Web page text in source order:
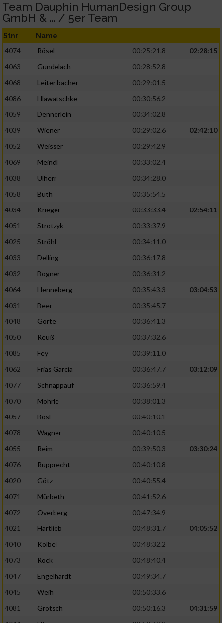
Team Dauphin HumanDesign Group
GmbH & ... / 5er Team
Stnr Name
4074 Rösel 00:25:21.8
02:28:15
4063
Gundelach
00:28:52.8
4068
Leitenbacher
00:29:01.5
4086
Hlawatschke
00:30:56.2
4059
Dennerlein
00:34:02.8
4039
Wiener 00:29:02.6
02:42:10
4052
Weisser
00:29:42.9
4069
Meindl
00:33:02.4
4038
Ulherr
00:34:28.0
4058
Büth
00:35:54.5
4034
Krieger 00:33:33.4
02:54:11
4051
Strotzyk
00:33:37.9
4025
Ströhl
00:34:11.0
4033
Delling
00:36:17.8
4032
Bogner
00:36:31.2
4064
Henneberg 00:35:43.3
03:04:53
4031
Beer
00:35:45.7
4048
Gorte
00:36:41.3
4050
Reuß
00:37:32.6
4085
Fey
00:39:11.0
4062
Frias Garcia 00:36:47.7
03:12:09
4077
Schnappauf
00:36:59.4
4070
Möhrle
00:38:01.3
4057
Bösl
00:40:10.1
4078
Wagner
00:40:10.5
4055
Reim 00:39:50.3
03:30:24
4076
Rupprecht
00:40:10.8
4020
Götz
00:40:55.4
4071
Mürbeth
00:41:52.6
4072
Overberg
00:47:34.9
4021
Hartlieb 00:48:31.7
04:05:52
4040
Kölbel
00:48:32.2
4073
Röck
00:48:40.4
4047
Engelhardt
00:49:34.7
4045
Weih
00:50:33.6
4081
Grötsch 00:50:16.3
04:31:59